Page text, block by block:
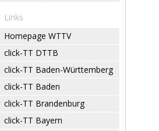
Links
Homepage WTTV
click-TT DTTB
click-TT Baden-Württemberg
click-TT Baden
click-TT Brandenburg
click-TT Bayern